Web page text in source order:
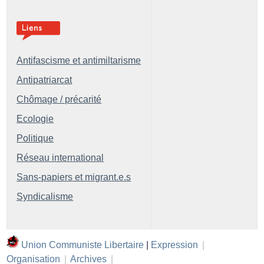
Antifascisme et antimiltarisme
Antipatriarcat
Chômage / précarité
Ecologie
Politique
Réseau international
Sans-papiers et migrant.e.s
Syndicalisme
Union Communiste Libertaire Expression
Organisation
Archives